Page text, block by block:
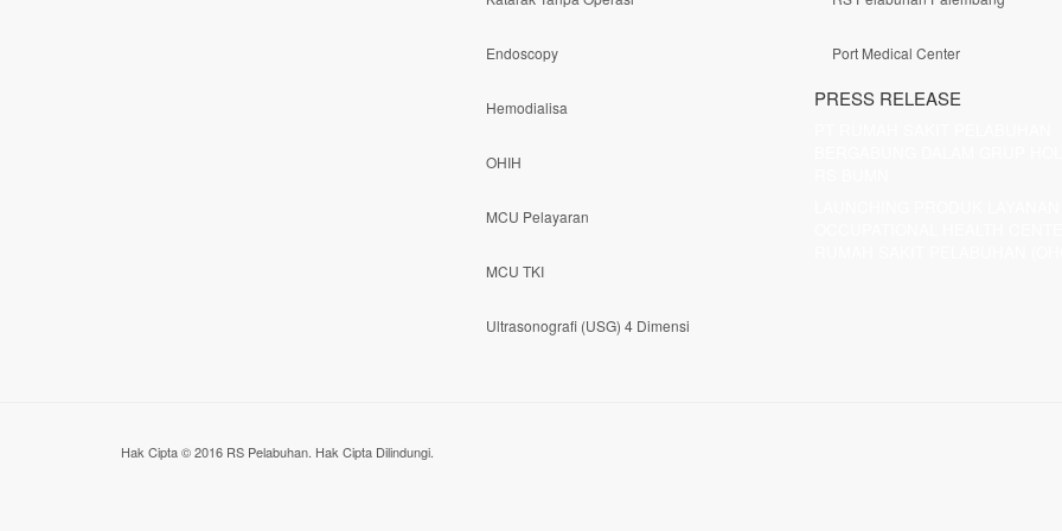
Endoscopy
Hemodialisa
OHIH
MCU Pelayaran
MCU TKI
Ultrasonografi (USG) 4 Dimensi
Port Medical Center
PRESS RELEASE
Hak Cipta © 2016 RS Pelabuhan. Hak Cipta Dilindungi.